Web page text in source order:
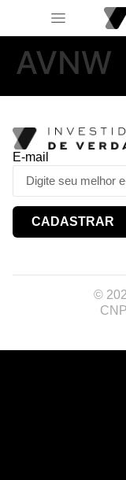
AVNW
E-mail
CADASTRAR
©